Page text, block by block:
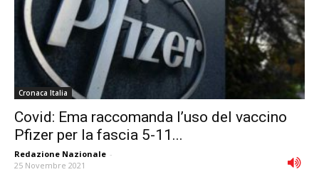
Cronaca Italia
Covid: Ema raccomanda l’uso del vaccino
Pfizer per la fascia 5-11...
Redazione Nazionale -
25 Novembre 2021